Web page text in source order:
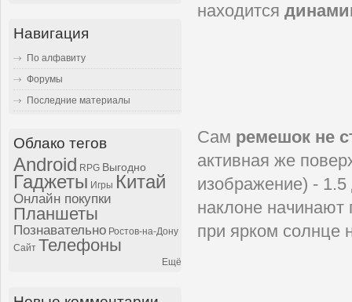
находится
Сам ремешок не
активная же
изображение) -
наклоне начинают
при ярком солнце
Навигация
По алфавиту
Форумы
Последние материалы
Облако тегов
Android RPG Выгодно
Гаджеты Игры Китай
Онлайн покупки
Планшеты
Познавательно Ростов-на-Дону
Сайт Телефоны
Ещё